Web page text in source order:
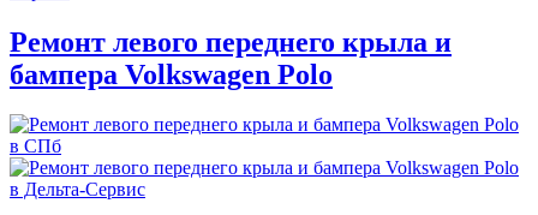
Ремонт левого переднего крыла и
бампера Volkswagen Polo